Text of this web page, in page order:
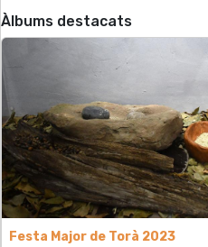
Àlbums destacats
Festa Major de Torà 2023